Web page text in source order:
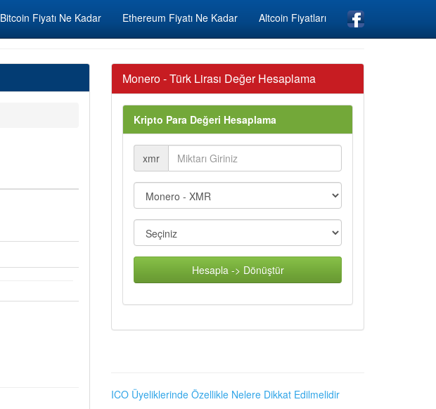
Bitcoin Fiyatı Ne Kadar Ethereum Fiyatı Ne Kadar Altcoin Fiyatları
Monero - Türk Lirası Değer Hesaplama
Kripto Para Değeri Hesaplama
xmr
Hesapla -> Dönüştür
ICO Üyeliklerinde Özellikle Nelere Dikkat Edilmelidir